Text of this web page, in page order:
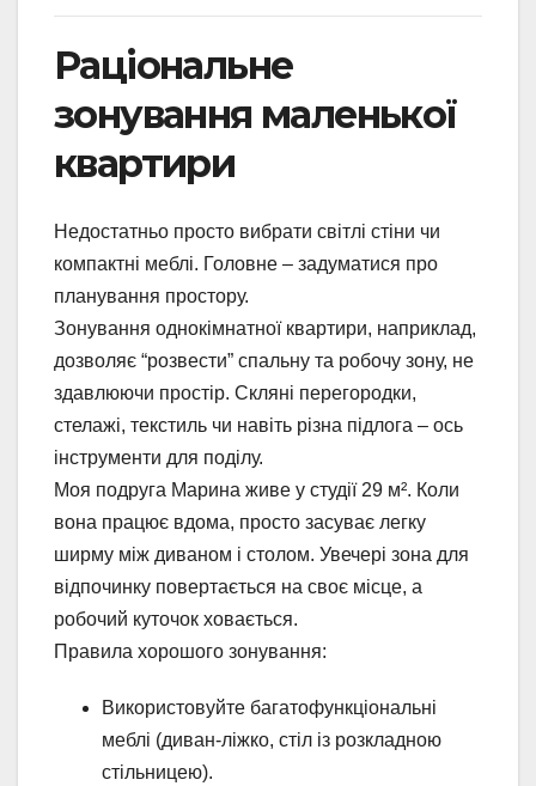
Раціональне
зонування маленької
квартири
Недостатньо просто вибрати світлі стіни чи
компактні меблі. Головне – задуматися про
планування простору.
Зонування однокімнатної квартири, наприклад,
дозволяє “розвести” спальну та робочу зону, не
здавлюючи простір. Скляні перегородки,
стелажі, текстиль чи навіть різна підлога – ось
інструменти для поділу.
Моя подруга Марина живе у студії 29 м². Коли
вона працює вдома, просто засуває легку
ширму між диваном і столом. Увечері зона для
відпочинку повертається на своє місце, а
робочий куточок ховається.
Правила хорошого зонування:
Використовуйте багатофункціональні
меблі (диван-ліжко, стіл із розкладною
стільницею).